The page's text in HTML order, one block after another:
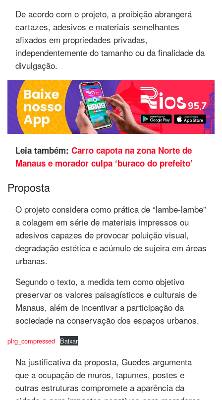
De acordo com o projeto, a proibição abrangerá
cartazes, adesivos e materiais semelhantes
afixados em propriedades privadas,
independentemente do tamanho ou da finalidade da
divulgação.
Leia também: Carro capota na zona Norte de
Manaus e morador culpa ‘buraco do prefeito’
Proposta
O projeto considera como prática de “lambe-lambe”
a colagem em série de materiais impressos ou
adesivos capazes de provocar poluição visual,
degradação estética e acúmulo de sujeira em áreas
urbanas.
Segundo o texto, a medida tem como objetivo
preservar os valores paisagísticos e culturais de
Manaus, além de incentivar a participação da
sociedade na conservação dos espaços urbanos.
plrg_compressed Baixar
Na justificativa da proposta, Guedes argumenta
que a ocupação de muros, tapumes, postes e
outras estruturas compromete a aparência da